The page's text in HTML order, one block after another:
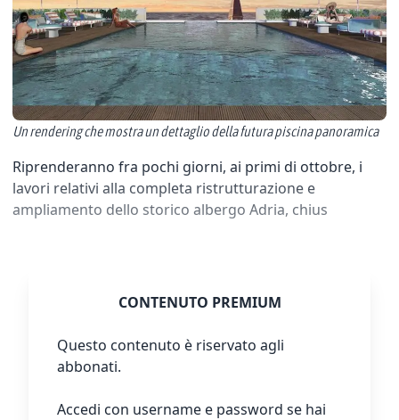
Un rendering che mostra un dettaglio della futura piscina panoramica
Riprenderanno fra pochi giorni, ai primi di ottobre, i
lavori relativi alla completa ristrutturazione e
ampliamento dello storico albergo Adria, chius
CONTENUTO PREMIUM
Questo contenuto è riservato agli
abbonati.
Accedi con username e password se hai